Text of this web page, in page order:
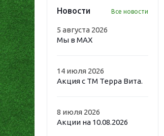
Новости Все новости
5 августа 2026
Мы в MAX
14 июля 2026
Акция с ТМ Терра Вита.
8 июля 2026
Акции на 10.08.2026